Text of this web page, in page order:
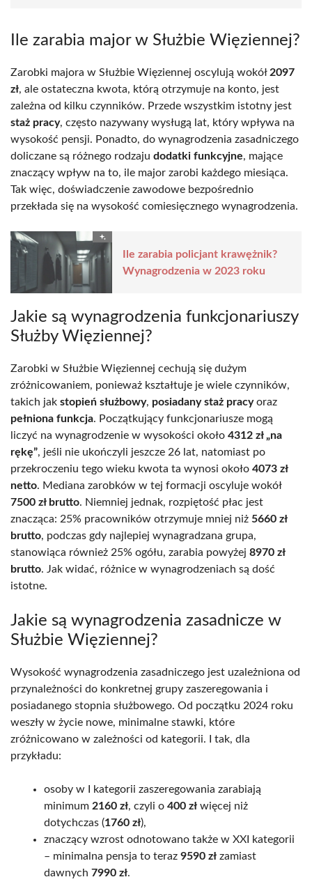
Ile zarabia major w Służbie Więziennej?
Zarobki majora w Służbie Więziennej oscylują wokół 2097
zł, ale ostateczna kwota, którą otrzymuje na konto, jest
zależna od kilku czynników. Przede wszystkim istotny jest
staż pracy, często nazywany wysługą lat, który wpływa na
wysokość pensji. Ponadto, do wynagrodzenia zasadniczego
doliczane są różnego rodzaju dodatki funkcyjne, mające
znaczący wpływ na to, ile major zarobi każdego miesiąca.
Tak więc, doświadczenie zawodowe bezpośrednio
przekłada się na wysokość comiesięcznego wynagrodzenia.
Ile zarabia policjant krawężnik?
Wynagrodzenia w 2023 roku
Jakie są wynagrodzenia funkcjonariuszy
Służby Więziennej?
Zarobki w Służbie Więziennej cechują się dużym
zróżnicowaniem, ponieważ kształtuje je wiele czynników,
takich jak stopień służbowy, posiadany staż pracyoraz
pełniona funkcja. Początkujący funkcjonariusze mogą
liczyć na wynagrodzenie w wysokości około 4312 zł „na
rękę”, jeśli nie ukończyli jeszcze 26 lat, natomiast po
przekroczeniu tego wieku kwota ta wynosi około 4073 zł
netto. Mediana zarobków w tej formacji oscyluje wokół
7500 zł brutto. Niemniej jednak, rozpiętość płac jest
znacząca: 25% pracowników otrzymuje mniej niż 5660 zł
brutto, podczas gdy najlepiej wynagradzana grupa,
stanowiąca również 25% ogółu, zarabia powyżej 8970 zł
brutto. Jak widać, różnice w wynagrodzeniach są dość
istotne.
Jakie są wynagrodzenia zasadnicze w
Służbie Więziennej?
Wysokość wynagrodzenia zasadniczego jest uzależniona od
przynależności do konkretnej grupy zaszeregowania i
posiadanego stopnia służbowego. Od początku 2024 roku
weszły w życie nowe, minimalne stawki, które
zróżnicowano w zależności od kategorii. I tak, dla
przykładu:
osoby w I kategorii zaszeregowania zarabiają
minimum 2160 zł, czyli o 400 zł więcej niż
dotychczas (1760 zł),
znaczący wzrost odnotowano także w XXI kategorii
– minimalna pensja to teraz 9590 zł zamiast
dawnych 7990 zł.